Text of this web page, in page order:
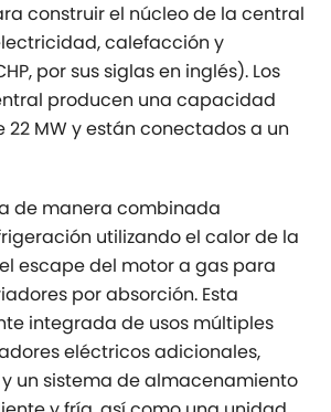
construir el núcleo de la central
calefacción y
por sus siglas en inglés). Los
producen una capacidad
MW y están conectados a un
de manera combinada
utilizando el calor de la
escape del motor a gas para
por absorción. Esta
integrada de usos múltiples
eléctricos adicionales,
un sistema de almacenamiento